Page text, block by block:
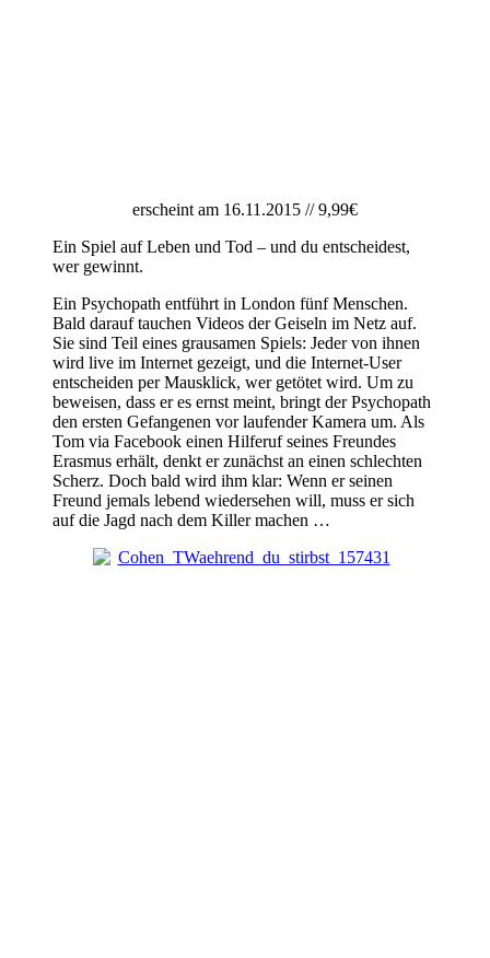
erscheint am 16.11.2015 // 9,99€
Ein Spiel auf Leben und Tod – und du entscheidest,
wer gewinnt.
Ein Psychopath entführt in London fünf Menschen.
Bald darauf tauchen Videos der Geiseln im Netz auf.
Sie sind Teil eines grausamen Spiels: Jeder von ihnen
wird live im Internet gezeigt, und die Internet-User
entscheiden per Mausklick, wer getötet wird. Um zu
beweisen, dass er es ernst meint, bringt der Psychopath
den ersten Gefangenen vor laufender Kamera um. Als
Tom via Facebook einen Hilferuf seines Freundes
Erasmus erhält, denkt er zunächst an einen schlechten
Scherz. Doch bald wird ihm klar: Wenn er seinen
Freund jemals lebend wiedersehen will, muss er sich
auf die Jagd nach dem Killer machen …